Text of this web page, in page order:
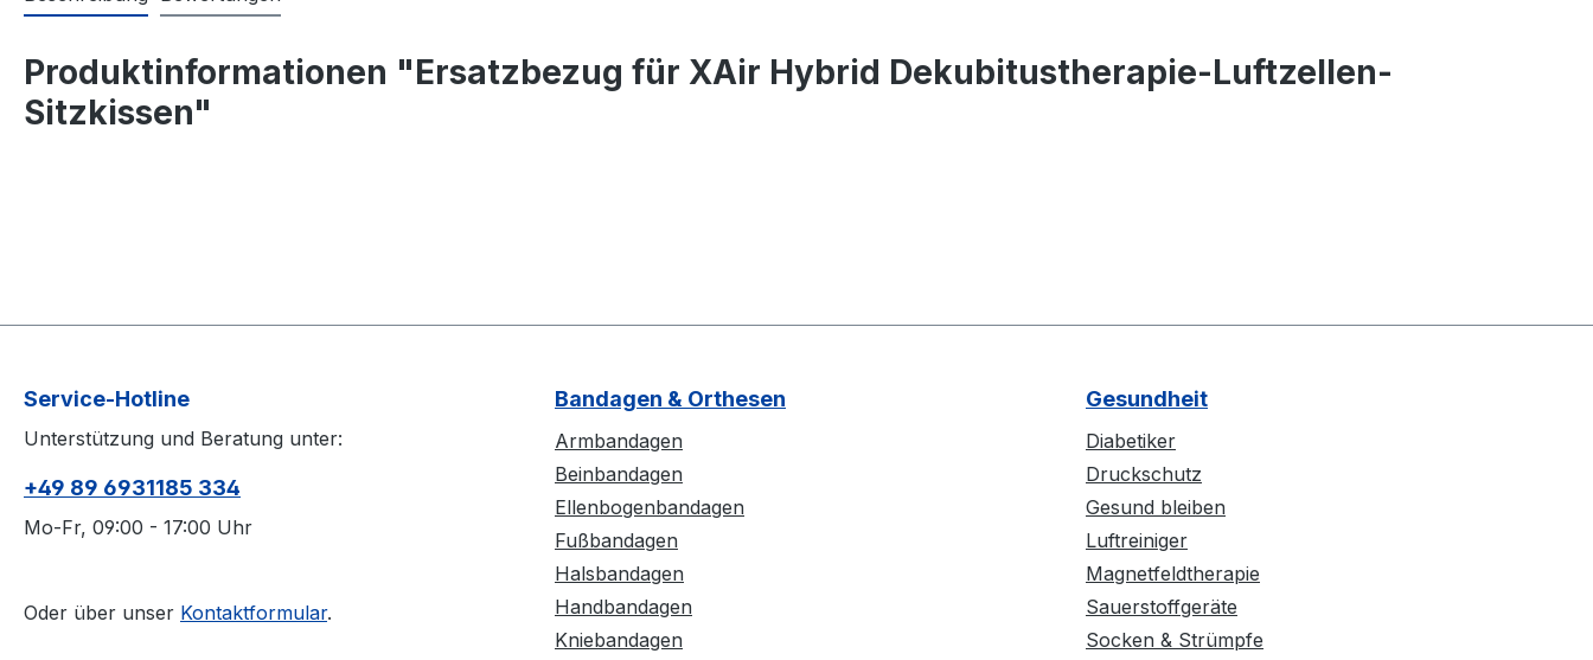
Produktinformationen "Ersatzbezug für XAir Hybrid Dekubitustherapie-Luftzellen-
Sitzkissen"
Service-Hotline
Unterstützung und Beratung unter:
+49 89 6931185 334
Mo-Fr, 09:00 - 17:00 Uhr
Oder über unser Kontaktformular.
Bandagen & Orthesen
Armbandagen
Beinbandagen
Ellenbogenbandagen
Fußbandagen
Halsbandagen
Handbandagen
Kniebandagen
Gesundheit
Diabetiker
Druckschutz
Gesund bleiben
Luftreiniger
Magnetfeldtherapie
Sauerstoffgeräte
Socken & Strümpfe